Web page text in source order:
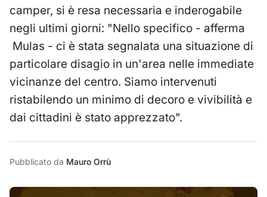
camper, si è resa necessaria e inderogabile
negli ultimi giorni: "Nello specifico - afferma
Mulas - ci è stata segnalata una situazione di
particolare disagio in un'area nelle immediate
vicinanze del centro. Siamo intervenuti
ristabilendo un minimo di decoro e vivibilità e
dai cittadini è stato apprezzato".
Pubblicato da Mauro Orrù